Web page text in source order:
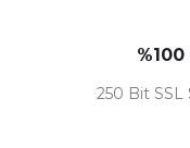
250 Bit SSL